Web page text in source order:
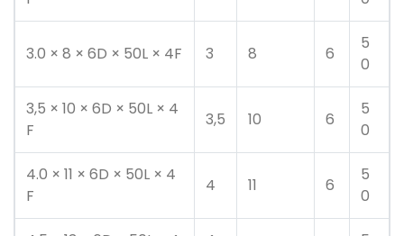
3.0 × 8 × 6D × 50L × 4F 3 8 6
5
0
3,5 × 10 × 6D × 50L × 4
F
3,5 10 6
5
0
4.0 × 11 × 6D × 50L × 4
F
4 11 6
5
0